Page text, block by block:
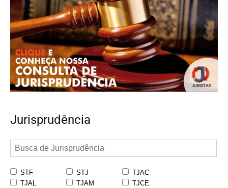
Jurisprudência
STF STJ
TJAC
TJAL
TJAM
TJCE